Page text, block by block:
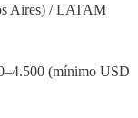
Aires) / LATAM
(mínimo USD